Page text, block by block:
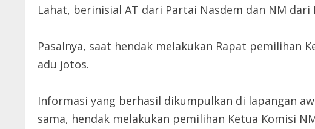
Lahat, berinisial AT dari Partai Nasdem dan NM dari
Pasalnya, saat hendak melakukan Rapat pemilihan
adu jotos.
Informasi yang berhasil dikumpulkan di lapangan
sama, hendak melakukan pemilihan Ketua Komisi